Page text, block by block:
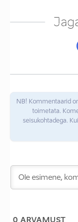
NB! Kommentaarid
toimetata.
seisukohtadega.
0 ARVAMUST